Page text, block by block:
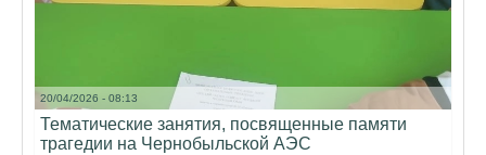
20/04/2026 - 08:13
Тематические занятия, посвященные памяти
трагедии на Чернобыльской АЭС